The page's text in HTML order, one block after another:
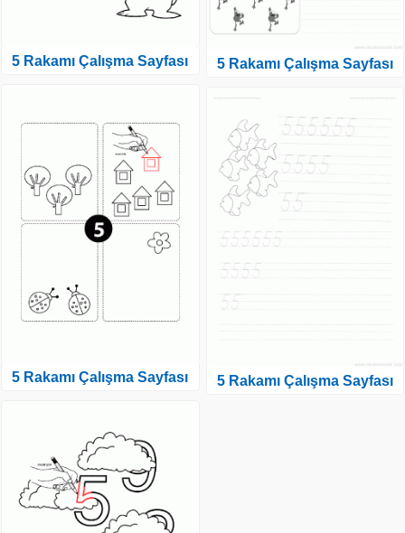
5 Rakamı Çalışma Sayfası
5 Rakamı Çalışma Sayfası
5 Rakamı Çalışma Sayfası
5 Rakamı Çalışma Sayfası